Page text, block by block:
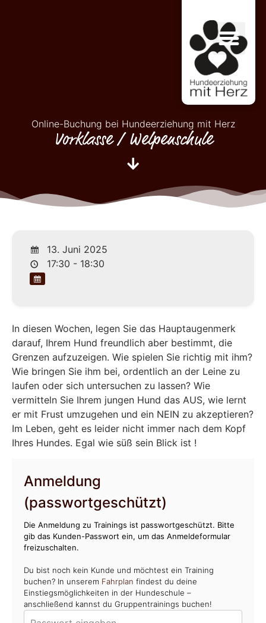
Online-Buchung bei Hundeerziehung mit Herz
Vorklasse / Welpenschule
13. Juni 2025
17:30 - 18:30
In diesen Wochen, legen Sie das Hauptaugenmerk
darauf, Ihrem Hund freundlich aber bestimmt, die
Grenzen aufzuzeigen. Wie spielen Sie richtig mit ihm?
Wie bringen Sie ihm bei, ordentlich an der Leine zu
laufen oder sich untersuchen zu lassen? Wie
vermitteln Sie Ihrem jungen Hund das AUS, wie lernt
er mit Frust umzugehen und ein NEIN zu akzeptieren?
Im Leben, geht es leider nicht immer nach dem Kopf
Ihres Hundes. Egal wie süß sein Blick ist !
Anmeldung
(passwortgeschützt)
Die Anmeldung zu Trainings ist passwortgeschützt. Bitte
gib das Kunden-Passwort ein, um das Anmeldeformular
freizuschalten.
Du bist noch kein Kunde und möchtest ein Training
buchen? In unserem Fahrplan findest du deine
Einstiegsmöglichkeiten in der Hundeschule –
anschließend kannst du Gruppentrainings buchen!